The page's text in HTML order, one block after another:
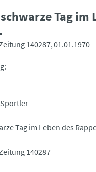
Tag im
140287 01.01.1970
Tag im Leben des
140287